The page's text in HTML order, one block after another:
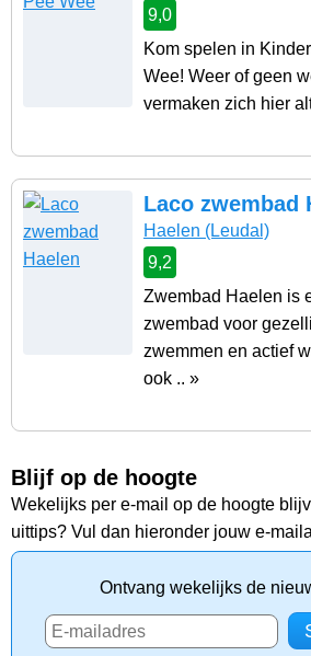
9,0
Kom spelen in
Wee! Weer of geen
vermaken zich hier
Laco zwembad
Haelen (Leudal)
9,2
Zwembad Haelen is
zwembad voor
zwemmen en actief
ook .. »
Blijf op de hoogte
Wekelijks per e-mail op de hoogte
uittips? Vul dan hieronder jouw e-
Ontvang wekelijks de